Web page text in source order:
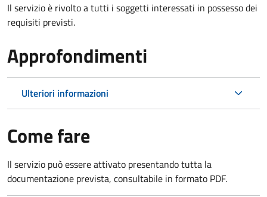
Il servizio è rivolto a tutti i soggetti interessati in possesso dei
requisiti previsti.
Approfondimenti
Ulteriori informazioni
Come fare
Il servizio può essere attivato presentando tutta la
documentazione prevista, consultabile in formato PDF.